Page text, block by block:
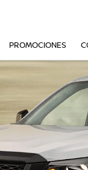
PROMOCIONES